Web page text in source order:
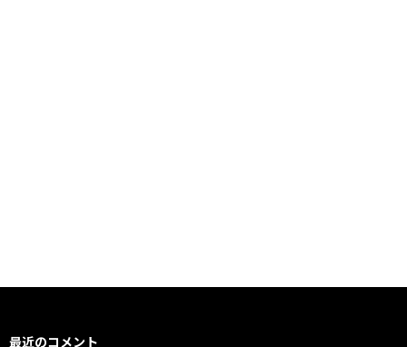
最近のコメント